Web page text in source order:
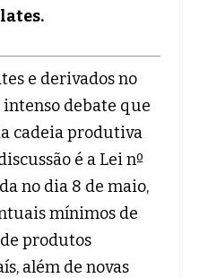
e derivados no
debate que
cadeia produtiva
é a Lei nº
no dia 8 de maio,
mínimos de
produtos
além de novas